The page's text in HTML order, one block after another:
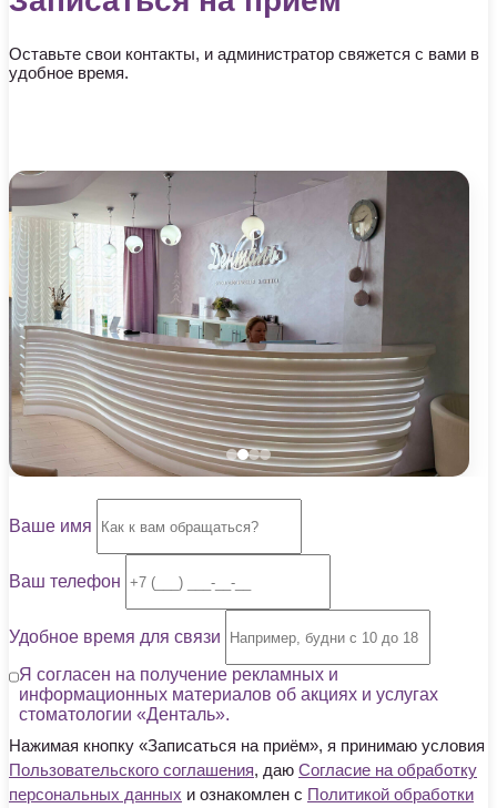
Оставьте свои контакты, и администратор свяжется с вами в
удобное время.
Ваше имя
Ваш телефон
Удобное время для связи
Я согласен на получение рекламных и
информационных материалов об акциях и услугах
стоматологии «Денталь».
Нажимая кнопку «Записаться на приём», я принимаю условия
Пользовательского соглашения, даю Согласие на обработку
персональных данных и ознакомлен с Политикой обработки